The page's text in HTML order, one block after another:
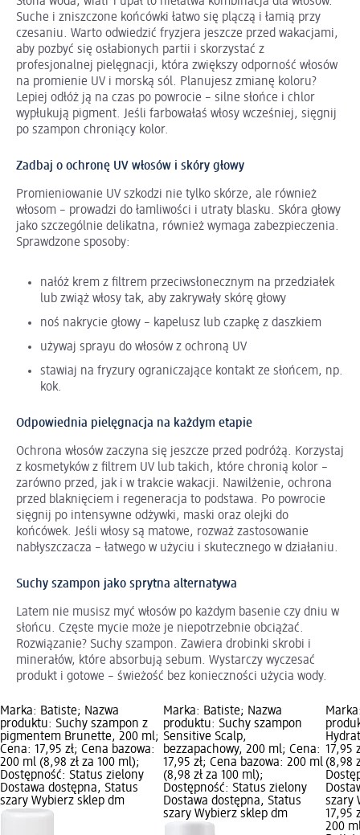
Suche i zniszczone końcówki łatwo się plączą i łamią przy
czesaniu. Warto odwiedzić fryzjera jeszcze przed wakacjami,
aby pozbyć się osłabionych partii i skorzystać z
profesjonalnej pielęgnacji, która zwiększy odporność włosów
na promienie UV i morską sól. Planujesz zmianę koloru?
Lepiej odłóż ją na czas po powrocie – silne słońce i chlor
wypłukują pigment. Jeśli farbowałaś włosy wcześniej, sięgnij
po szampon chroniący kolor.
Zadbaj o ochronę UV włosów i skóry głowy
Promieniowanie UV szkodzi nie tylko skórze, ale również
włosom – prowadzi do łamliwości i utraty blasku. Skóra głowy
jako szczególnie delikatna, również wymaga zabezpieczenia.
Sprawdzone sposoby:
nałóż krem z filtrem przeciwsłonecznym na przedziałek
lub zwiąż włosy tak, aby zakrywały skórę głowy
noś nakrycie głowy – kapelusz lub czapkę z daszkiem
używaj sprayu do włosów z ochroną UV
stawiaj na fryzury ograniczające kontakt ze słońcem, np.
kok.
Odpowiednia pielęgnacja na każdym etapie
Ochrona włosów zaczyna się jeszcze przed podróżą. Korzystaj
z kosmetyków z filtrem UV lub takich, które chronią kolor –
zarówno przed, jak i w trakcie wakacji. Nawilżenie, ochrona
przed blaknięciem i regeneracja to podstawa. Po powrocie
sięgnij po intensywne odżywki, maski oraz olejki do
końcówek. Jeśli włosy są matowe, rozważ zastosowanie
nabłyszczacza – łatwego w użyciu i skutecznego w działaniu.
Suchy szampon jako sprytna alternatywa
Latem nie musisz myć włosów po każdym basenie czy dniu w
słońcu. Częste mycie może je niepotrzebnie obciążać.
Rozwiązanie? Suchy szampon. Zawiera drobinki skrobi i
minerałów, które absorbują sebum. Wystarczy wyczesać
produkt i gotowe – świeżość bez konieczności użycia wody.
Marka: Batiste; Nazwa
produktu: Suchy szampon z
pigmentem Brunette, 200 ml;
Cena: 17,95 zł; Cena bazowa:
200 ml (8,98 zł za 100 ml);
Dostępność: Status zielony
Dostawa dostępna, Status
szary Wybierz sklep dm
Marka: Batiste; Nazwa
produktu: Suchy szampon
Sensitive Scalp,
bezzapachowy, 200 ml; Cena:
17,95 zł; Cena bazowa: 200 ml
(8,98 zł za 100 ml);
Dostępność: Status zielony
Dostawa dostępna, Status
szary Wybierz sklep dm
17,95
(8,98
szary
17,95
200